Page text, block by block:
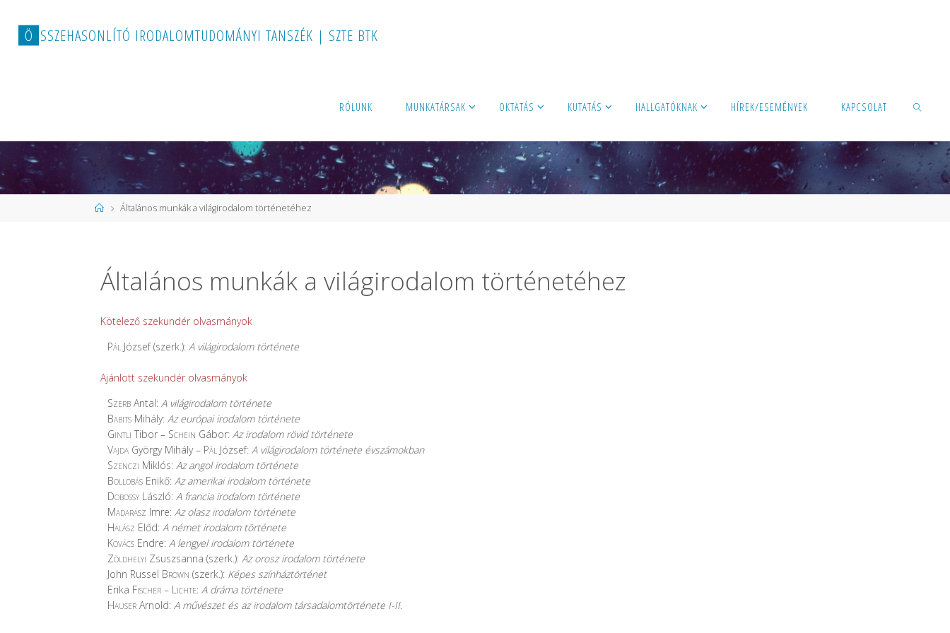
Ö SSZEHASONL ÍTÓ IRODAL OMTUDOMÁNYI TANSZÉK | SZTE BTK
RÓLUNK MUNKATÁRSAK OKTATÁS KUTATÁS HALLGATÓKNAK HÍREK/ESEMÉNYEK KAPCSOLAT
KERESÉS
Kezdőlap
Általános munkák a világirodalom történetéhez
Általános munkák a világirodalom történetéhez
Kötelező szekundér olvasmányok
Pál József (szerk.):A világirodalom története
Ajánlott szekundér olvasmányok
Szerb Antal:A világirodalom története
Babits Mihály:Az európai irodalom története
Gintli Tibor – Schein Gábor:Az irodalom rövid története
Vajda György Mihály – Pál József:A világirodalom története évszámokban
Szenczi Miklós:Az angol irodalom története
Bollobás Enikő:Az amerikai irodalom története
Dobossy László:A francia irodalom története
Madarász Imre:Az olasz irodalom története
Halász Előd:A német irodalom története
Kovács Endre:A lengyel irodalom története
Zöldhelyi Zsuszsanna (szerk.):Az orosz irodalom története
John Russel Brown (szerk.): Képes színháztörténet
Erika Fischer – Lichte:A dráma története
Hauser Arnold:A művészet és az irodalom társadalomtörténete I-II.